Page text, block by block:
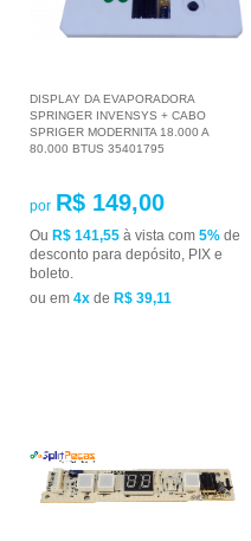
DISPLAY DA EVAPORADORA
SPRINGER INVENSYS + CABO
SPRIGER MODERNITA 18.000 A
80.000 BTUS 35401795
por R$ 149,00
Ou R$ 141,55 à vista com 5% de
desconto para depósito, PIX e
boleto.
ou em 4x de R$ 39,11